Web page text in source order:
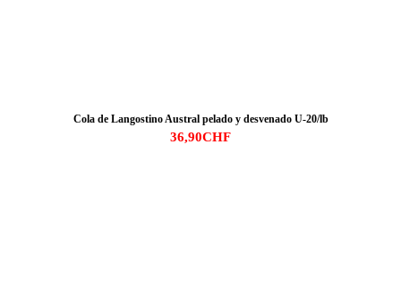
Cola de Langostino Austral pelado y desvenado U-20/lb
36,90CHF